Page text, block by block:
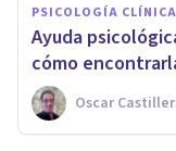
PSICOLOGÍA CLÍNICA
Ayuda
cómo
Oscar